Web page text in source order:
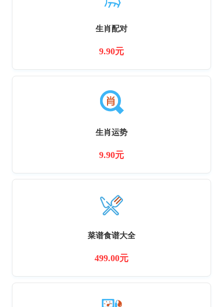
生肖配对
9.90元
生肖运势
9.90元
菜谱食谱大全
499.00元